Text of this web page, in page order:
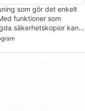
som gör det enkelt
funktioner som
säkerhetskopior kan…